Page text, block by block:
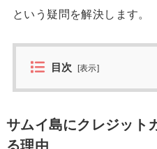
という疑問を解決します。
目次 [表示]
サムイ島にクレジット
る理由